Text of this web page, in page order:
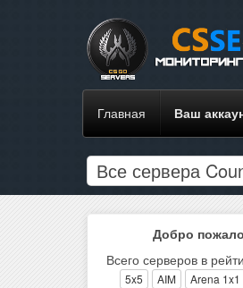
Главная Ваш
Все сервера
Добро
Всего серверов в
5x5 AIM Arena 1x1